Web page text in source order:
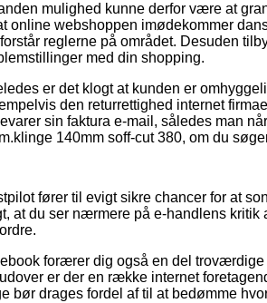
mulighed kunne derfor være at
online webshoppen imødekommer
reglerne på området. Desuden
med din shopping.
er det klogt at kunden er
den returrettighed internet
sin faktura e-mail, således man
140mm soff-cut 380, om du
fører til evigt sikre chancer for at
at du ser nærmere på e-handlens
forærer dig også en del
er der en række internet
bør drages fordel af til at bedømme